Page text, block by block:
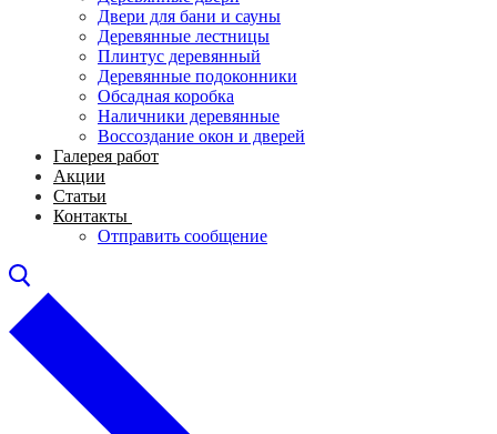
Двери для бани и сауны
Деревянные лестницы
Плинтус деревянный
Деревянные подоконники
Обсадная коробка
Наличники деревянные
Воссоздание окон и дверей
Галерея работ
Акции
Статьи
Контакты
Отправить сообщение